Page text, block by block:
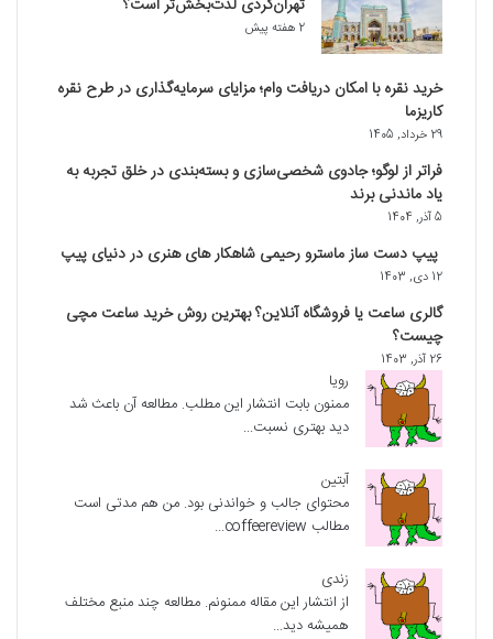
تهران‌گردی لذت‌بخش‌تر است؟
2 هفته پیش
خرید نقره با امکان دریافت وام؛ مزایای سرمایه‌گذاری در طرح نقره
کاریزما
29 خرداد, 1405
فراتر از لوگو؛ جادوی شخصی‌سازی و بسته‌بندی در خلق تجربه به
یاد ماندنی برند
5 آذر, 1404
پیپ دست‌ ساز ماسترو رحیمی شاهکار های هنری در دنیای پیپ
12 دی, 1403
گالری ساعت یا فروشگاه آنلاین؟ بهترین روش خرید ساعت مچی
چیست؟
26 آذر, 1403
رویا
ممنون بابت انتشار این مطلب. مطالعه آن باعث شد
دید بهتری نسبت...
آبتین
محتوای جالب و خواندنی بود. من هم مدتی است
مطالب coffeereview...
زندی
از انتشار این مقاله ممنونم. مطالعه چند منبع مختلف
همیشه دید...